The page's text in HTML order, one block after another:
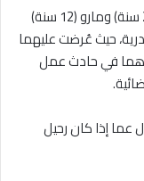
تتمحور أحداث الفيلم حول الشقيقين حسام (23 سنة) ومارو (12 سنة)
حيث عُرضت عليهما
في حادث عمل
عما إذا كان رحيل